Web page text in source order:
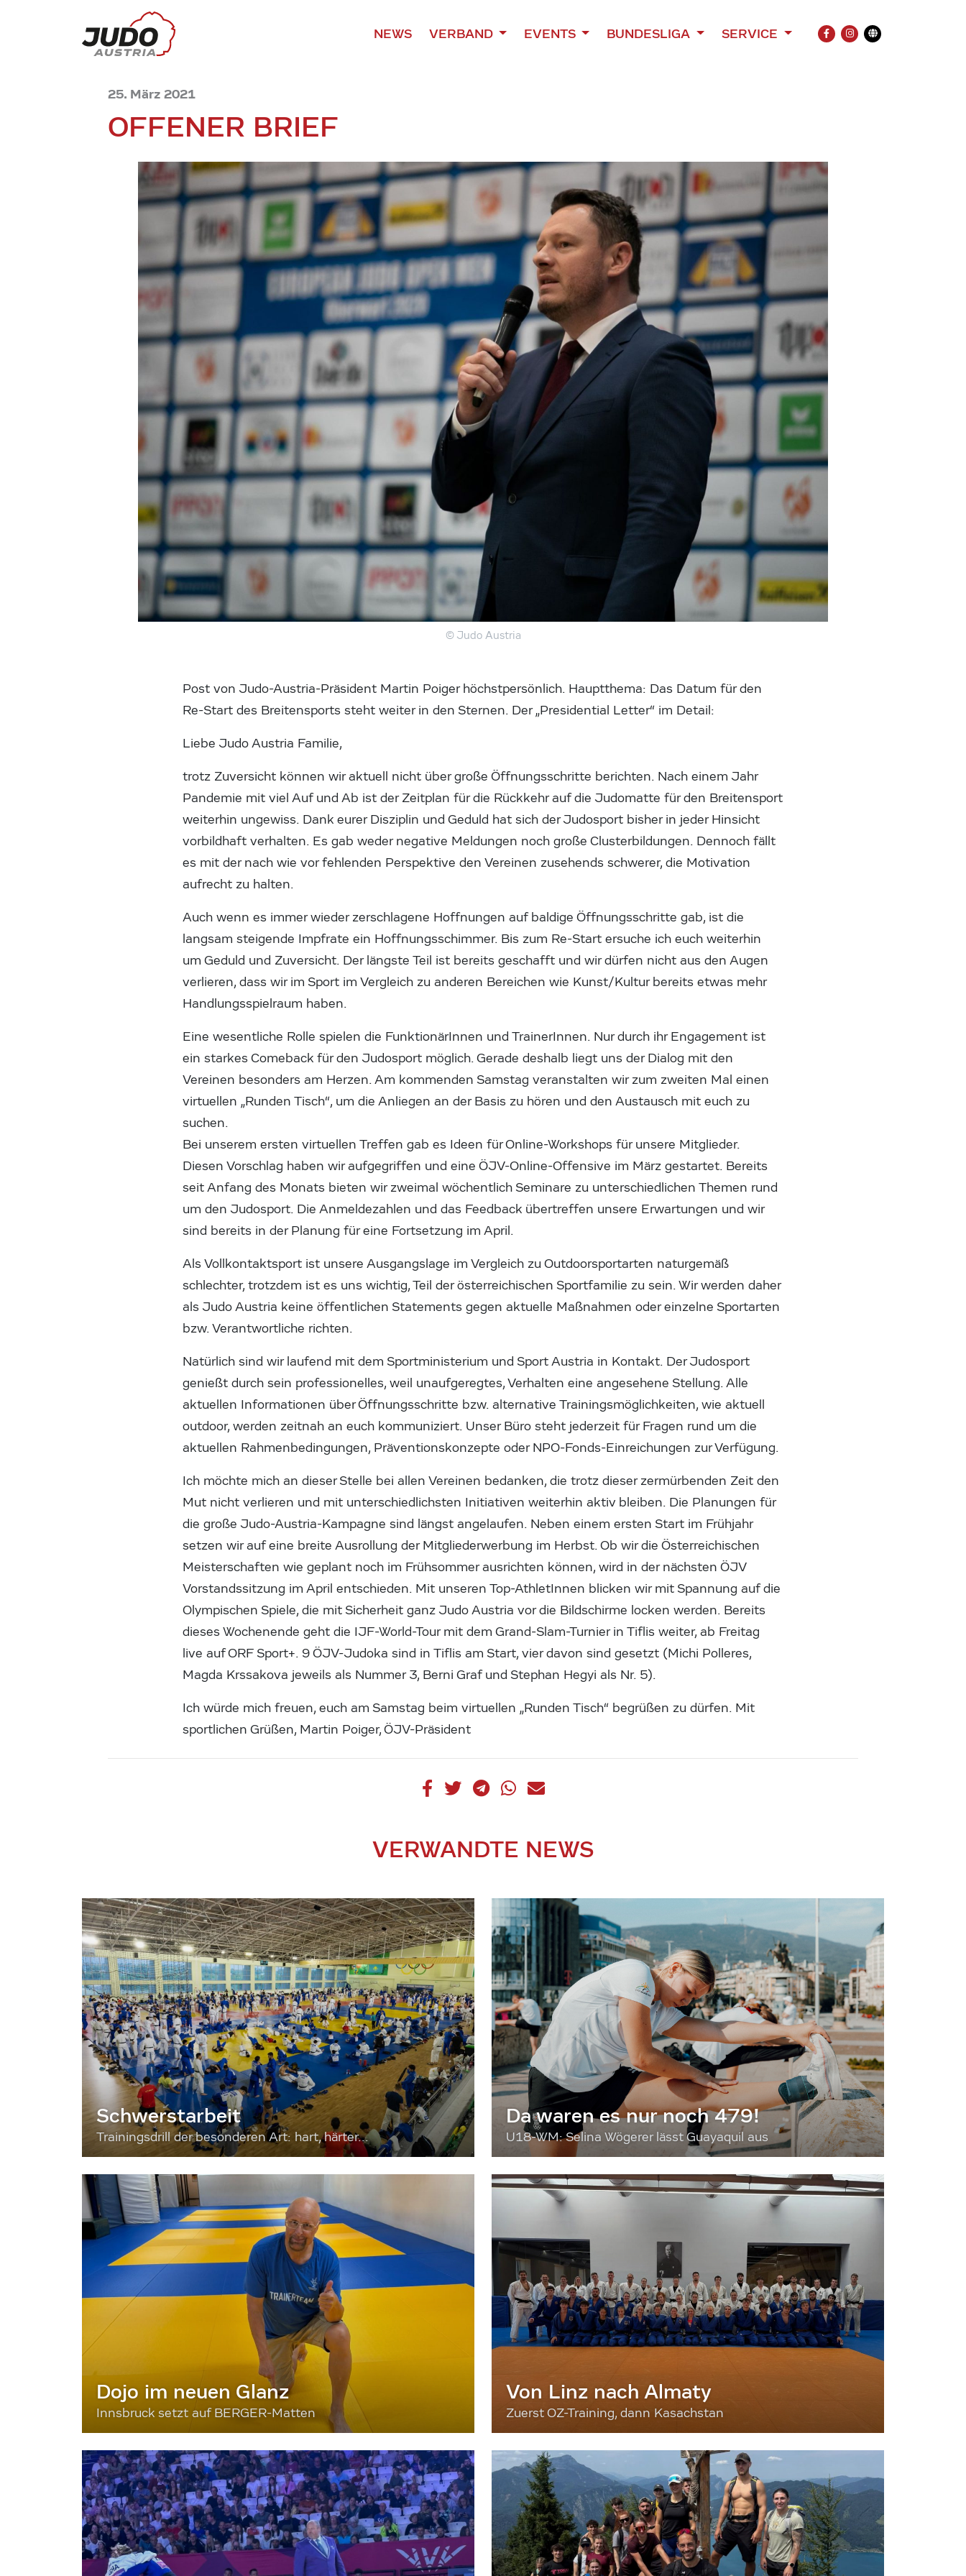
NEWS VERBAND EVENTS BUNDESLIGA SERVICE
FACEBOOK
INSTAGRAM
Übersetzung
25. März 2021
OFFENER BRIEF
© Judo Austria
Post von Judo-Austria-Präsident Martin Poiger höchstpersönlich. Hauptthema: Das Datum für den
Re-Start des Breitensports steht weiter in den Sternen. Der „Presidential Letter“ im Detail:
Liebe Judo Austria Familie,
trotz Zuversicht können wir aktuell nicht über große Öffnungsschritte berichten. Nach einem Jahr
Pandemie mit viel Auf und Ab ist der Zeitplan für die Rückkehr auf die Judomatte für den Breitensport
weiterhin ungewiss. Dank eurer Disziplin und Geduld hat sich der Judosport bisher in jeder Hinsicht
vorbildhaft verhalten. Es gab weder negative Meldungen noch große Clusterbildungen. Dennoch fällt
es mit der nach wie vor fehlenden Perspektive den Vereinen zusehends schwerer, die Motivation
aufrecht zu halten.
Auch wenn es immer wieder zerschlagene Hoffnungen auf baldige Öffnungsschritte gab, ist die
langsam steigende Impfrate ein Hoffnungsschimmer. Bis zum Re-Start ersuche ich euch weiterhin
um Geduld und Zuversicht. Der längste Teil ist bereits geschafft und wir dürfen nicht aus den Augen
verlieren, dass wir im Sport im Vergleich zu anderen Bereichen wie Kunst/Kultur bereits etwas mehr
Handlungsspielraum haben.
Eine wesentliche Rolle spielen die FunktionärInnen und TrainerInnen. Nur durch ihr Engagement ist
ein starkes Comeback für den Judosport möglich. Gerade deshalb liegt uns der Dialog mit den
Vereinen besonders am Herzen. Am kommenden Samstag veranstalten wir zum zweiten Mal einen
virtuellen „Runden Tisch“, um die Anliegen an der Basis zu hören und den Austausch mit euch zu
suchen.
Bei unserem ersten virtuellen Treffen gab es Ideen für Online-Workshops für unsere Mitglieder.
Diesen Vorschlag haben wir aufgegriffen und eine ÖJV-Online-Offensive im März gestartet. Bereits
seit Anfang des Monats bieten wir zweimal wöchentlich Seminare zu unterschiedlichen Themen rund
um den Judosport. Die Anmeldezahlen und das Feedback übertreffen unsere Erwartungen und wir
sind bereits in der Planung für eine Fortsetzung im April.
Als Vollkontaktsport ist unsere Ausgangslage im Vergleich zu Outdoorsportarten naturgemäß
schlechter, trotzdem ist es uns wichtig, Teil der österreichischen Sportfamilie zu sein. Wir werden daher
als Judo Austria keine öffentlichen Statements gegen aktuelle Maßnahmen oder einzelne Sportarten
bzw. Verantwortliche richten.
Natürlich sind wir laufend mit dem Sportministerium und Sport Austria in Kontakt. Der Judosport
genießt durch sein professionelles, weil unaufgeregtes, Verhalten eine angesehene Stellung. Alle
aktuellen Informationen über Öffnungsschritte bzw. alternative Trainingsmöglichkeiten, wie aktuell
outdoor, werden zeitnah an euch kommuniziert. Unser Büro steht jederzeit für Fragen rund um die
aktuellen Rahmenbedingungen, Präventionskonzepte oder NPO-Fonds-Einreichungen zur Verfügung.
Ich möchte mich an dieser Stelle bei allen Vereinen bedanken, die trotz dieser zermürbenden Zeit den
Mut nicht verlieren und mit unterschiedlichsten Initiativen weiterhin aktiv bleiben. Die Planungen für
die große Judo-Austria-Kampagne sind längst angelaufen. Neben einem ersten Start im Frühjahr
setzen wir auf eine breite Ausrollung der Mitgliederwerbung im Herbst. Ob wir die Österreichischen
Meisterschaften wie geplant noch im Frühsommer ausrichten können, wird in der nächsten ÖJV
Vorstandssitzung im April entschieden. Mit unseren Top-AthletInnen blicken wir mit Spannung auf die
Olympischen Spiele, die mit Sicherheit ganz Judo Austria vor die Bildschirme locken werden. Bereits
dieses Wochenende geht die IJF-World-Tour mit dem Grand-Slam-Turnier in Tiflis weiter, ab Freitag
live auf ORF Sport+. 9 ÖJV-Judoka sind in Tiflis am Start, vier davon sind gesetzt (Michi Polleres,
Magda Krssakova jeweils als Nummer 3, Berni Graf und Stephan Hegyi als Nr. 5).
Ich würde mich freuen, euch am Samstag beim virtuellen „Runden Tisch“ begrüßen zu dürfen. Mit
sportlichen Grüßen, Martin Poiger, ÖJV-Präsident
VERWANDTE NEWS
Schwerstarbeit
Trainingsdrill der besonderen Art: hart, härter...
Da waren es nur noch 479!
U18-WM: Selina Wögerer lässt Guayaquil aus
Dojo im neuen Glanz
Innsbruck setzt auf BERGER-Matten
Von Linz nach Almaty
Zuerst OZ-Training, dann Kasachstan